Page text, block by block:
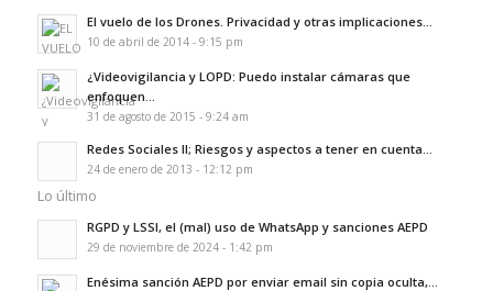
El vuelo de los Drones. Privacidad y otras implicaciones...
10 de abril de 2014 - 9:15 pm
¿Videovigilancia y LOPD: Puedo instalar cámaras que
enfoquen...
31 de agosto de 2015 - 9:24 am
Redes Sociales II; Riesgos y aspectos a tener en cuenta...
24 de enero de 2013 - 12:12 pm
Lo último
RGPD y LSSI, el (mal) uso de WhatsApp y sanciones AEPD
29 de noviembre de 2024 - 1:42 pm
Enésima sanción AEPD por enviar email sin copia oculta,...